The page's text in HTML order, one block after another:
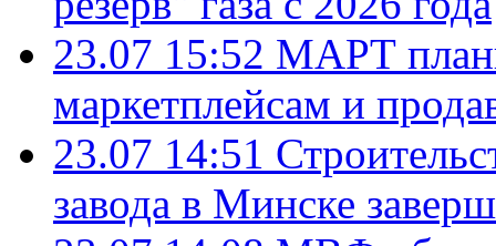
23.07 15:52 МАРТ
маркетплейсам и
23.07 14:51
завода в Минске